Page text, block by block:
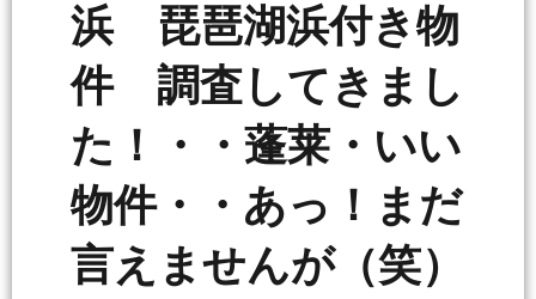
浜 琵琶湖浜付き物
件 調査してきまし
た！・・蓬莱・いい
物件・・あっ！まだ
言えませんが（笑）